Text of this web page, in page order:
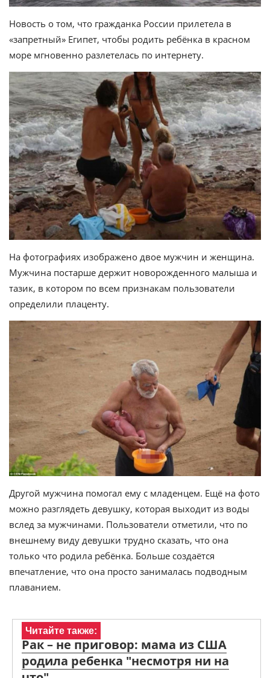
Новость о том, что гражданка России прилетела в
«запретный» Египет, чтобы родить ребёнка в красном
море мгновенно разлетелась по интернету.
На фотографиях изображено двое мужчин и женщина.
Мужчина постарше держит новорожденного малыша и
тазик, в котором по всем признакам пользователи
определили плаценту.
Другой мужчина помогал ему с младенцем. Ещё на фото
можно разглядеть девушку, которая выходит из воды
вслед за мужчинами. Пользователи отметили, что по
внешнему виду девушки трудно сказать, что она
только что родила ребёнка. Больше создаётся
впечатление, что она просто занималась подводным
плаванием.
Читайте также:
Рак – не приговор: мама из США
родила ребенка "несмотря ни на